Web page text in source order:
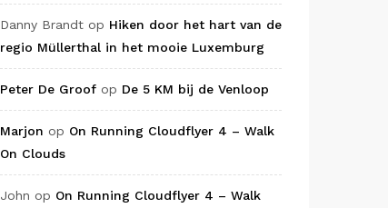
Danny Brandt op Hiken door het hart van de
regio Müllerthal in het mooie Luxemburg
Peter De Groof op De 5 KM bij de Venloop
Marjon op On Running Cloudflyer 4 – Walk
On Clouds
John op On Running Cloudflyer 4 – Walk